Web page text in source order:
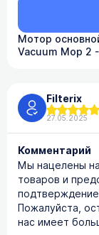
Мотор
Vacuum Mop 2
Filterix
27.05.2025
Комментарий
Мы нацелены
товаров и
Пожалуйста,
нас имеет